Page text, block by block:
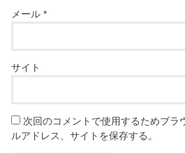
メール*
サイト
次回のコメントで使用するためブラ
ルアドレス、サイトを保存する。